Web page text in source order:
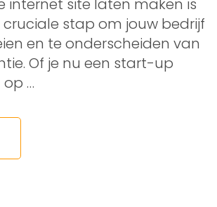
internet site laten maken is
stap om jouw bedrijf
en te onderscheiden van
Of je nu een start-up
…